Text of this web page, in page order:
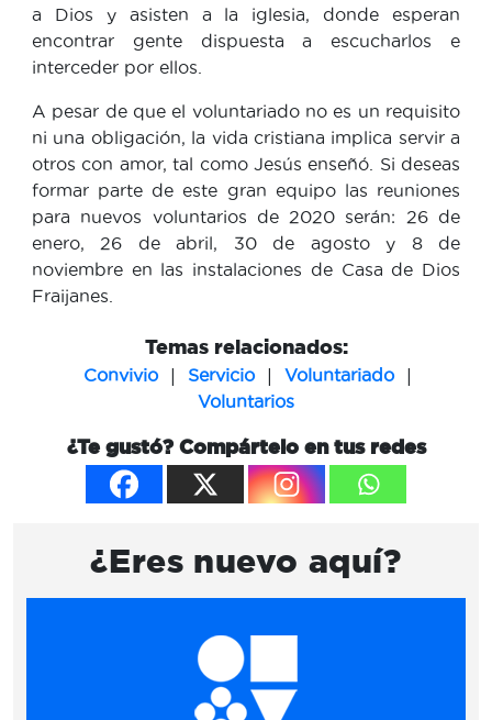
a Dios y asisten a la iglesia, donde esperan
encontrar gente dispuesta a escucharlos e
interceder por ellos.
A pesar de que el voluntariado no es un requisito
ni una obligación, la vida cristiana implica servir a
otros con amor, tal como Jesús enseñó. Si deseas
formar parte de este gran equipo las reuniones
para nuevos voluntarios de 2020 serán: 26 de
enero, 26 de abril, 30 de agosto y 8 de
noviembre en las instalaciones de Casa de Dios
Fraijanes.
Temas relacionados:
Convivio | Servicio | Voluntariado |
Voluntarios
¿Te gustó? Compártelo en tus redes
¿Eres nuevo aquí?